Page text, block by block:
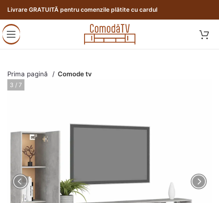
Livrare GRATUITĂ pentru comenzile plătite cu cardul
Prima pagină Comode tv
4 / 7